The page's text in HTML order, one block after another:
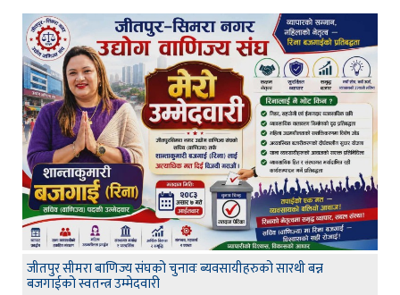
जीतपुर सीमरा बाणिज्य संघको चुनावः ब्यवसायीहरुको सारथी बन्न
बजगाईको स्वतन्त्र उम्मेदवारी